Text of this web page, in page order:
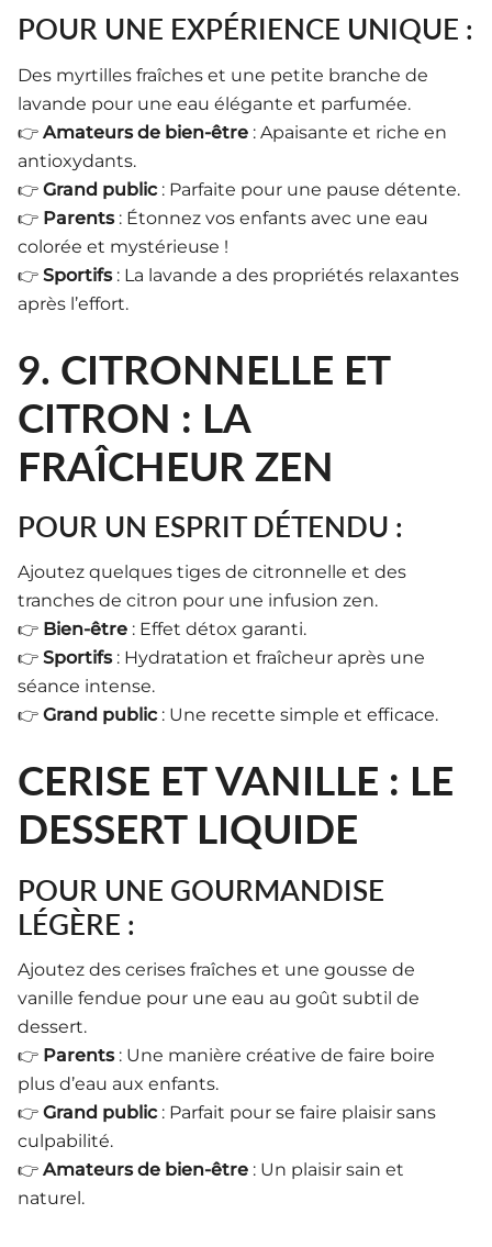
POUR UNE EXPÉRIENCE UNIQUE :
Des myrtilles fraîches et une petite branche de
lavande pour une eau élégante et parfumée.
👉 Amateurs de bien-être : Apaisante et riche en
antioxydants.
👉 Grand public : Parfaite pour une pause détente.
👉 Parents: Étonnez vos enfants avec une eau
colorée et mystérieuse !
👉 Sportifs: La lavande a des propriétés relaxantes
après l’effort.
9. CITRONNELLE ET
CITRON : LA
FRAÎCHEUR ZEN
POUR UN ESPRIT DÉTENDU :
Ajoutez quelques tiges de citronnelle et des
tranches de citron pour une infusion zen.
👉 Bien-être : Effet détox garanti.
👉 Sportifs: Hydratation et fraîcheur après une
séance intense.
👉 Grand public : Une recette simple et efficace.
CERISE ET VANILLE : LE
DESSERT LIQUIDE
POUR UNE GOURMANDISE
LÉGÈRE :
Ajoutez des cerises fraîches et une gousse de
vanille fendue pour une eau au goût subtil de
dessert.
👉 Parents: Une manière créative de faire boire
plus d’eau aux enfants.
👉 Grand public : Parfait pour se faire plaisir sans
culpabilité.
👉 Amateurs de bien-être : Un plaisir sain et
naturel.